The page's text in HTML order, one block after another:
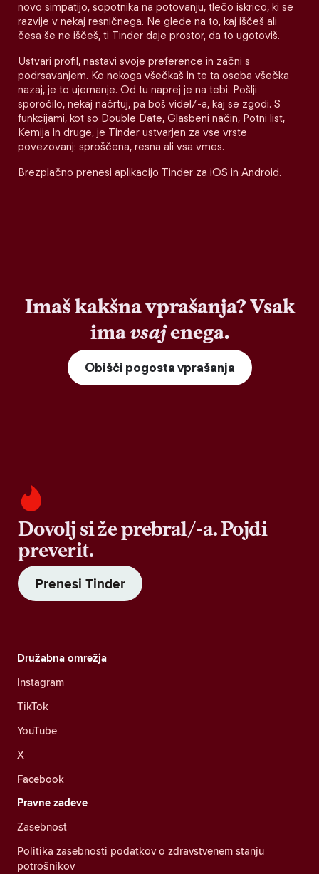
novo simpatijo, sopotnika na potovanju, tlečo iskrico, ki se
razvije v nekaj resničnega. Ne glede na to, kaj iščeš ali
česa še ne iščeš, ti Tinder daje prostor, da to ugotoviš.
Ustvari profil, nastavi svoje preference in začni s
podrsavanjem. Ko nekoga všečkaš in te ta oseba všečka
nazaj, je to ujemanje. Od tu naprej je na tebi. Pošlji
sporočilo, nekaj načrtuj, pa boš videl/-a, kaj se zgodi. S
funkcijami, kot so Double Date, Glasbeni način, Potni list,
Kemija in druge, je Tinder ustvarjen za vse vrste
povezovanj: sproščena, resna ali vsa vmes.
Brezplačno prenesi aplikacijo Tinder za iOS in Android.
Imaš kakšna vprašanja? Vsak
imavsajenega.
Obišči pogosta vprašanja
Dovolj si že prebral/-a. Pojdi
preverit.
Prenesi Tinder
Družabna omrežja
Instagram
TikTok
YouTube
X
Facebook
Pravne zadeve
Zasebnost
Politika zasebnosti podatkov o zdravstvenem stanju
potrošnikov